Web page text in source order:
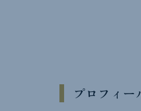
プロフィー